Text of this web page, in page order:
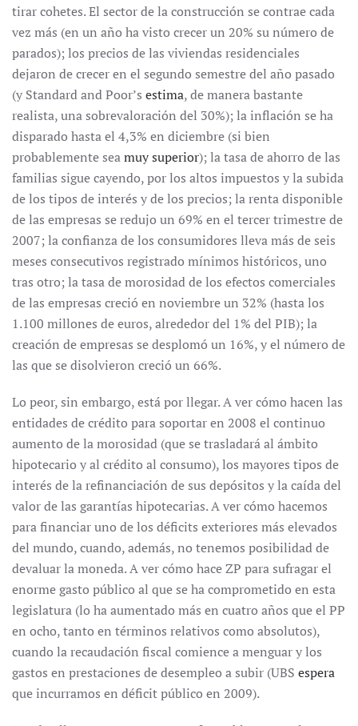
tirar cohetes. El sector de la construcción se contrae cada
vez más (en un año ha visto crecer un 20% su número de
parados); los precios de las viviendas residenciales
dejaron de crecer en el segundo semestre del año pasado
(y Standard and Poor’s estima, de manera bastante
realista, una sobrevaloración del 30%); la inflación se ha
disparado hasta el 4,3% en diciembre (si bien
probablemente seamuy superior); la tasa de ahorro de las
familias sigue cayendo, por los altos impuestos y la subida
de los tipos de interés y de los precios; la renta disponible
de las empresas se redujo un 69% en el tercer trimestre de
2007; la confianza de los consumidores lleva más de seis
meses consecutivos registrado mínimos históricos, uno
tras otro; la tasa de morosidad de los efectos comerciales
de las empresas creció en noviembre un 32% (hasta los
1.100 millones de euros, alrededor del 1% del PIB); la
creación de empresas se desplomó un 16%, y el número de
las que se disolvieron creció un 66%.
Lo peor, sin embargo, está por llegar. A ver cómo hacen las
entidades de crédito para soportar en 2008 el continuo
aumento de la morosidad (que se trasladará al ámbito
hipotecario y al crédito al consumo), los mayores tipos de
interés de la refinanciación de sus depósitos y la caída del
valor de las garantías hipotecarias. A ver cómo hacemos
para financiar uno de los déficits exteriores más elevados
del mundo, cuando, además, no tenemos posibilidad de
devaluar la moneda. A ver cómo hace ZP para sufragar el
enorme gasto público al que se ha comprometido en esta
legislatura (lo ha aumentado más en cuatro años que el PP
en ocho, tanto en términos relativos como absolutos),
cuando la recaudación fiscal comience a menguar y los
gastos en prestaciones de desempleo a subir (UBS espera
que incurramos en déficit público en 2009).